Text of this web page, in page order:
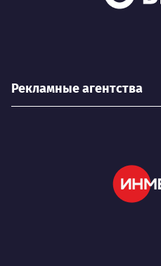
Рекламные агентства